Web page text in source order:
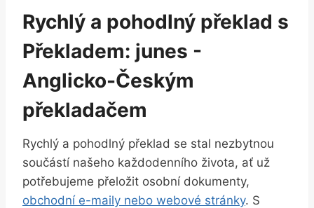
Rychlý a pohodlný ⁢překlad s
⁤Překladem:‍ junes ⁢-⁣
Anglicko-Českým
překladačem
Rychlý a ​pohodlný překlad se stal nezbytnou
součástí‍ našeho každodenního života, ⁢ať už
potřebujeme⁢ přeložit⁢ osobní ‌dokumenty,
obchodní e-maily nebo webové⁢ stránky. S